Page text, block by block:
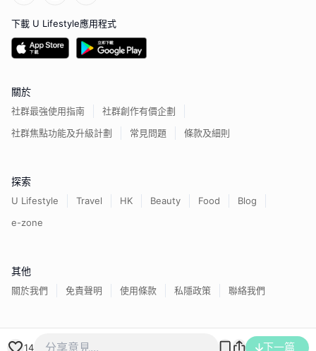
14 下一篇
下載 U Lifestyle應用程式
關於
社群最強使用指南
社群創作有價企劃
社群焦點功能及升級計劃
常見問題 條款及細則
探索
U Lifestyle Travel HK Beauty Food
Blog
e-zone
其他
關於我們 免責聲明 使用條款 私隱政策 聯絡我們
香港經濟日報版權所有©